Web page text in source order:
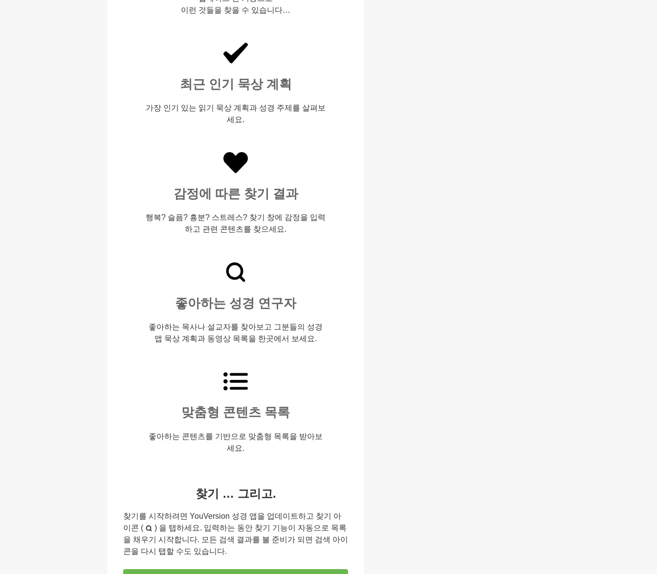
이런 것들을 찾을 수 있습니다…
최근 인기 묵상 계획
가장 인기 있는 읽기 묵상 계획과 성경 주제를 살펴보
세요.
감정에 따른 찾기 결과
행복? 슬픔? 흥분? 스트레스? 찾기 창에 감정을 입력
하고 관련 콘텐츠를 찾으세요.
좋아하는 성경 연구자
좋아하는 목사나 설교자를 찾아보고 그분들의 성경
앱 묵상 계획과 동영상 목록을 한곳에서 보세요.
맞춤형 콘텐츠 목록
좋아하는 콘텐츠를 기반으로 맞춤형 목록을 받아보
세요.
찾기 … 그리고.
찾기를 시작하려면 YouVersion 성경 앱을 업데이트하고 찾기 아
이콘 (
) 을 탭하세요. 입력하는 동안 찾기 기능이 자동으로 목록
을 채우기 시작합니다. 모든 검색 결과를 볼 준비가 되면 검색 아이
콘을 다시 탭할 수도 있습니다.